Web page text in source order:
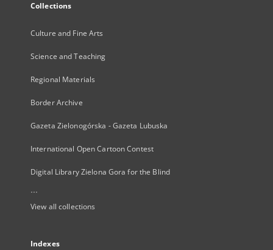
Collections
Culture and Fine Arts
Science and Teaching
Regional Materials
Border Archive
Gazeta Zielonogórska - Gazeta Lubuska
International Open Cartoon Contest
Digital Library Zielona Gora for the Blind
...
View all collections
Indexes